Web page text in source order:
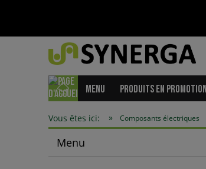
MENU PRODUITS EN PROMOTION
Vous êtes ici: » Composants électriques
Menu